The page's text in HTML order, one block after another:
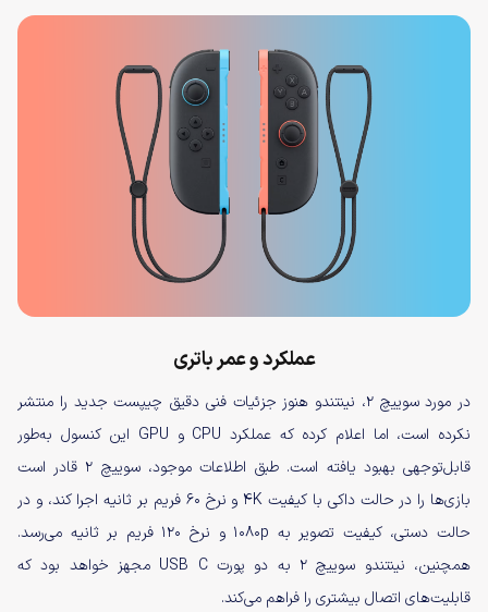
عملکرد و عمر باتری
در مورد سوییچ ۲، نینتندو هنوز جزئیات فنی دقیق چیپست جدید را منتشر
نکرده است، اما اعلام کرده که عملکرد CPU و GPU این کنسول به‌طور
قابل‌توجهی بهبود یافته است. طبق اطلاعات موجود، سوییچ ۲ قادر است
بازی‌ها را در حالت داکی با کیفیت ۴K و نرخ ۶۰ فریم بر ثانیه اجرا کند، و در
حالت دستی، کیفیت تصویر به ۱۰۸۰p و نرخ ۱۲۰ فریم بر ثانیه می‌رسد.
همچنین، نینتندو سوییچ ۲ به دو پورت USB C مجهز خواهد بود که
قابلیت‌های اتصال بیشتری را فراهم می‌کند.